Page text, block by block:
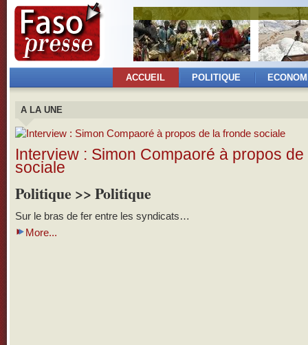
ACCUEIL POLITIQUE
A LA UNE
Interview : Simon Compaoré à propos
sociale
Politique >> Politique
Sur le bras de fer entre les syndicats…
More...